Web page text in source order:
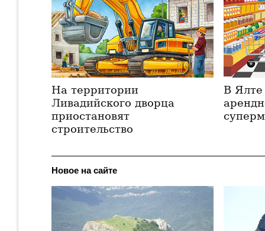
На территории
Ливадийского дворца
приостановят
строительство
В Ялте
Новое на сайте